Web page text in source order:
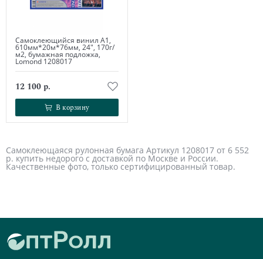
Самоклеющийся винил А1,
610мм*20м*76мм, 24", 170г/
м2, бумажная подложка,
Lomond 1208017
12 100 р.
В корзину
В корзину
Самоклеющаяся рулонная бумага Артикул 1208017 от 6 552
р. купить недорого с доставкой по Москве и России.
Качественные фото, только сертифицированный товар.